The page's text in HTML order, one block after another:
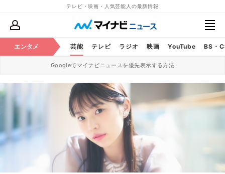
テレビ・映画・人気芸能人の最新情報
エンタメ 芸能 テレビ ラジオ 映画 YouTube BS・
Googleでマイナビニュースを優先表示する方法